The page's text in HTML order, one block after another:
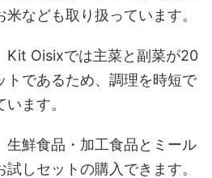
なども取り扱っています。
Kit Oisixでは主菜と副菜が20
トであるため、調理を時短で
ます。
生鮮食品・加工食品とミール
しセットの購入できます。